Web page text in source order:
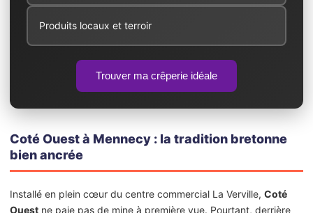
Produits locaux et terroir
Trouver ma crêperie idéale
Coté Ouest à Mennecy : la tradition bretonne
bien ancrée
Installé en plein cœur du centre commercial La Verville, Coté
Ouest ne paie pas de mine à première vue. Pourtant, derrière